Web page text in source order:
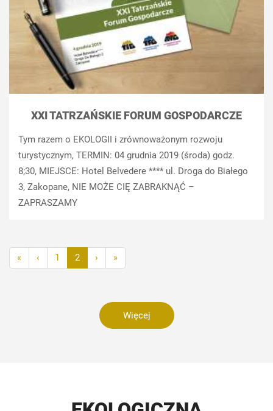
XXI TATRZAŃSKIE FORUM GOSPODARCZE
Tym razem o EKOLOGII i zrównoważonym rozwoju
turystycznym, TERMIN: 04 grudnia 2019 (środa) godz.
8;30, MIEJSCE: Hotel Belvedere **** ul. Droga do Białego
3, Zakopane, NIE MOŻE CIĘ ZABRAKNĄĆ –
ZAPRASZAMY
« ‹ 1 2 › »
Więcej